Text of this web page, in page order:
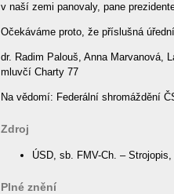
v naší zemi panovaly, pane
Očekáváme proto, že příslušná
dr. Radim Palouš, Anna Marvanová,
mluvčí Charty 77
Na vědomí: Federální shromáždění
Zdroj
ÚSD, sb. FMV-Ch. –
Plné znění